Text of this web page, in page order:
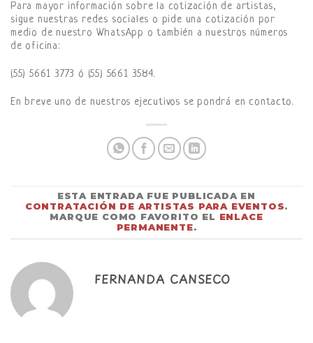
Para mayor información sobre la cotización de artistas,
sigue nuestras redes sociales o pide una cotización por
medio de nuestro WhatsApp o también a nuestros números
de oficina:
(55) 5661 3773 ó (55) 5661 3584.
En breve uno de nuestros ejecutivos se pondrá en contacto.
ESTA ENTRADA FUE PUBLICADA EN
CONTRATACIÓN DE ARTISTAS PARA EVENTOS.
MARQUE COMO FAVORITO EL ENLACE
PERMANENTE.
FERNANDA CANSECO